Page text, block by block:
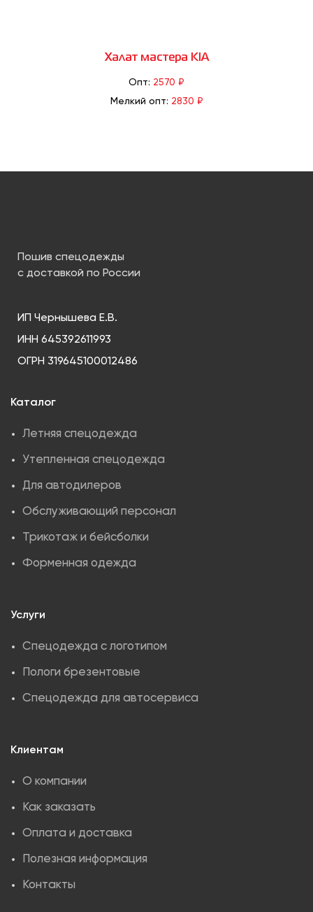
Халат мастера KIA
Опт: 2570 ₽
Мелкий опт: 2830 ₽
Пошив спецодежды
с доставкой по России
ИП Чернышева Е.В.
ИНН 645392611993
ОГРН 319645100012486
Каталог
Летняя спецодежда
Утепленная спецодежда
Для автодилеров
Обслуживающий персонал
Трикотаж и бейсболки
Форменная одежда
Услуги
Спецодежда с логотипом
Пологи брезентовые
Спецодежда для автосервиса
Клиентам
О компании
Как заказать
Оплата и доставка
Полезная информация
Контакты